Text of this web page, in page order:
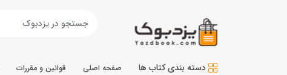
دسته بندی کتاب ها صفحه اصلی قوانین و مقررات